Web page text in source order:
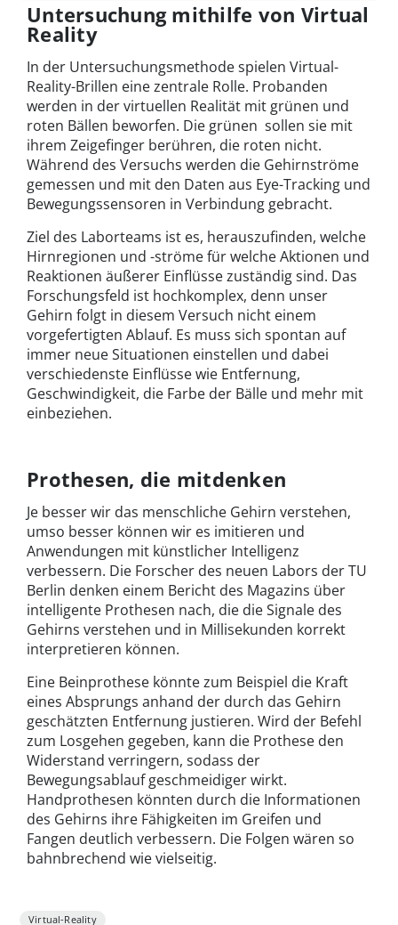
Untersuchung mithilfe von Virtual
Reality
In der Untersuchungsmethode spielen Virtual-
Reality-Brillen eine zentrale Rolle. Probanden
werden in der virtuellen Realität mit grünen und
roten Bällen beworfen. Die grünen sollen sie mit
ihrem Zeigefinger berühren, die roten nicht.
Während des Versuchs werden die Gehirnströme
gemessen und mit den Daten aus Eye-Tracking und
Bewegungssensoren in Verbindung gebracht.
Ziel des Laborteams ist es, herauszufinden, welche
Hirnregionen und -ströme für welche Aktionen und
Reaktionen äußerer Einflüsse zuständig sind. Das
Forschungsfeld ist hochkomplex, denn unser
Gehirn folgt in diesem Versuch nicht einem
vorgefertigten Ablauf. Es muss sich spontan auf
immer neue Situationen einstellen und dabei
verschiedenste Einflüsse wie Entfernung,
Geschwindigkeit, die Farbe der Bälle und mehr mit
einbeziehen.
Prothesen, die mitdenken
Je besser wir das menschliche Gehirn verstehen,
umso besser können wir es imitieren und
Anwendungen mit künstlicher Intelligenz
verbessern. Die Forscher des neuen Labors der TU
Berlin denken einem Bericht des Magazins über
intelligente Prothesen nach, die die Signale des
Gehirns verstehen und in Millisekunden korrekt
interpretieren können.
Eine Beinprothese könnte zum Beispiel die Kraft
eines Absprungs anhand der durch das Gehirn
geschätzten Entfernung justieren. Wird der Befehl
zum Losgehen gegeben, kann die Prothese den
Widerstand verringern, sodass der
Bewegungsablauf geschmeidiger wirkt.
Handprothesen könnten durch die Informationen
des Gehirns ihre Fähigkeiten im Greifen und
Fangen deutlich verbessern. Die Folgen wären so
bahnbrechend wie vielseitig.
Virtual-Reality